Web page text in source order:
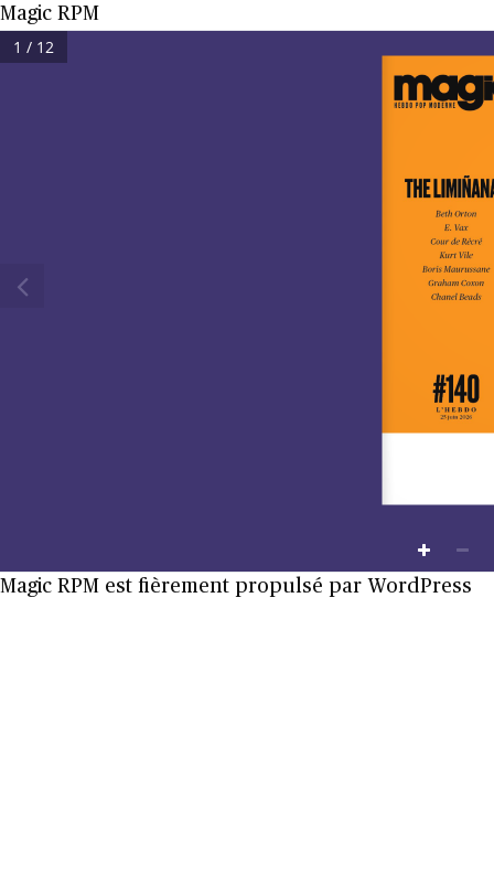
Magic RPM
1 / 12
Magic RPM est fièrement propulsé par WordPress